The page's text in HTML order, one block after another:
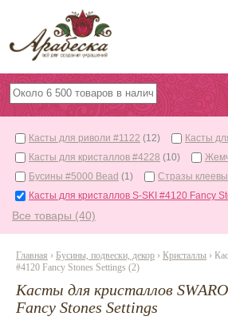
Бусины, подвески, декор
Бисер
Вышивка украшений
Фурнитура
Проволока
Инструменты и материалы
Эпоксидная смола
Шнуры, ленты, нитки
По темам и сезонам
Касты для риволи #1122 (12) Касты
Касты для кристаллов #4228 (10)
Бусины #5000 Bead (1) Стразы
Касты для кристаллов S-SKI #4120 Fancy
Все товары (40)
Главная › Бусины, подвески, декор › Кристаллы ›
#4120 Fancy Stones Settings (2)
Касты для кристаллов
Fancy Stones Settings